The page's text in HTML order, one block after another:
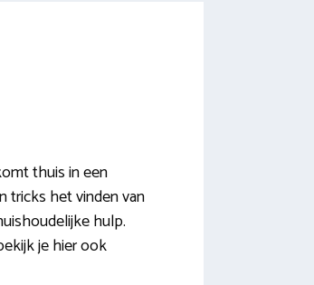
thuis in een
tricks het vinden van
hulp.
je hier ook